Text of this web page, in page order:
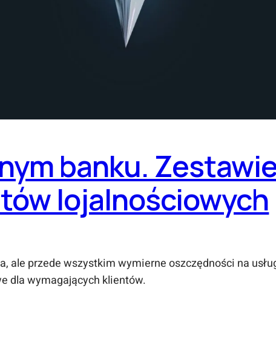
banku.
lojalnościowych
ale przede wszystkim wymierne oszczędności na
dla wymagających klientów.